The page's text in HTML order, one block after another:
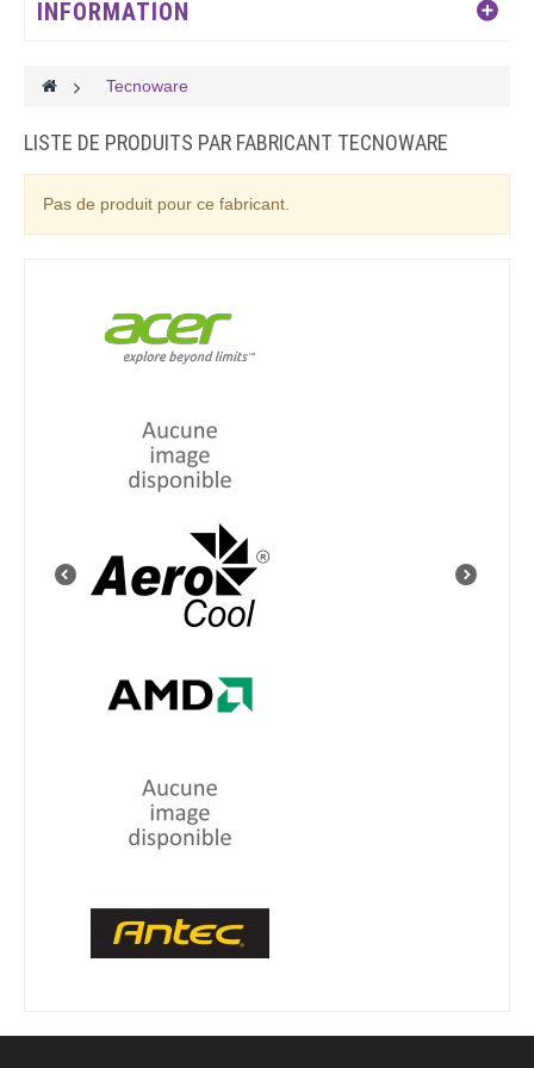
INFORMATION
> Tecnoware
LISTE DE PRODUITS PAR FABRICANT TECNOWARE
Pas de produit pour ce fabricant.